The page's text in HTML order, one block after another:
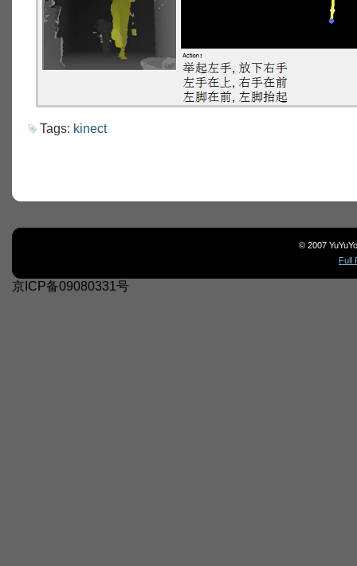
Tags: kinect
© 2007
Full
京ICP备09080331号